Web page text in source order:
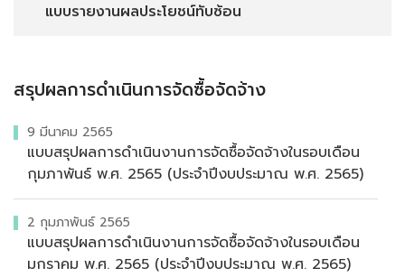
แบบรายงานผลประโยชน์ทับซ้อน
สรุปผลการดำเนินการจัดซื้อจัดจ้าง
9 มีนาคม 2565
แบบสรุปผลการดำเนินงานการจัดซื้อจัดจ้างในรอบเดือน
กุมภาพันธ์ พ.ศ. 2565 (ประจำปีงบประมาณ พ.ศ. 2565)
2 กุมภาพันธ์ 2565
แบบสรุปผลการดำเนินงานการจัดซื้อจัดจ้างในรอบเดือน
มกราคม พ.ศ. 2565 (ประจำปีงบประมาณ พ.ศ. 2565)